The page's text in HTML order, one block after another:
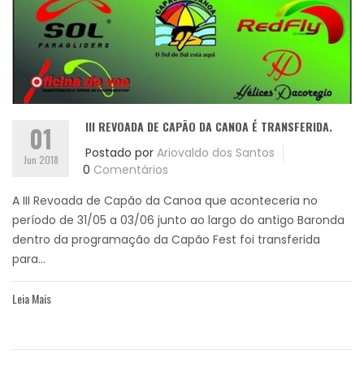
01
Jun 2018
III REVOADA DE CAPÃO DA CANOA É TRANSFERIDA.
Postado por Ariovaldo dos Santos
0 Comentários
A III Revoada de Capão da Canoa que aconteceria no
período de 31/05 a 03/06 junto ao largo do antigo Baronda
dentro da programação da Capão Fest foi transferida
para...
Leia Mais